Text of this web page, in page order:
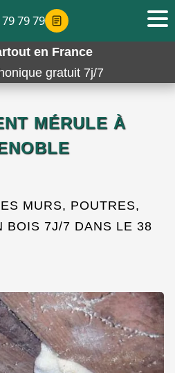
en France
gratuit 7j/7
MÉRULE À
MURS, POUTRES,
BOIS 7J/7 DANS LE 38
79 79